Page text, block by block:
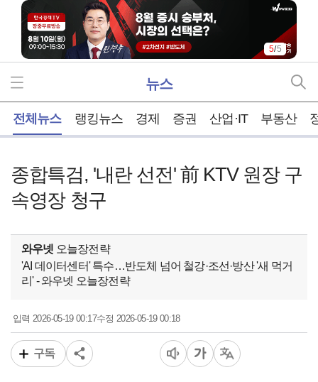
5/5
뉴스
전체뉴스 랭킹뉴스 경제 증권 산업·IT 부동산
종합특검, '내란 선전' 前 KTV 원장 구
속영장 청구
와우넷 오늘장전략
'AI 데이터센터' 특수…반도체 넘어 철강·조선·방산 '새 먹거
리' - 와우넷 오늘장전략
입력2026-05-19 00:17수정 2026-05-19 00:18
구독